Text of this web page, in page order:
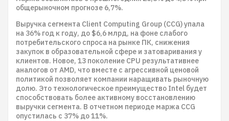
общерыночном прогнозе 6,7%.
Выручка сегмента Client Computing Group (CCG) упала
на 36% год к году, до $6,6 млрд, на фоне слабого
потребительского спроса на рынке ПК, снижения
закупок в образовательной сфере и затоваривания у
клиентов. Новое, 13 поколение CPU результативнее
аналогов от AMD, что вместе с агрессивной ценовой
политикой позволяет компании наращивать рыночную
долю. Это технологическое преимущество Intel будет
способствовать более активному восстановлению
выручки сегмента. В отчетном периоде маржа CCG
опустилась с 37% до 11%.